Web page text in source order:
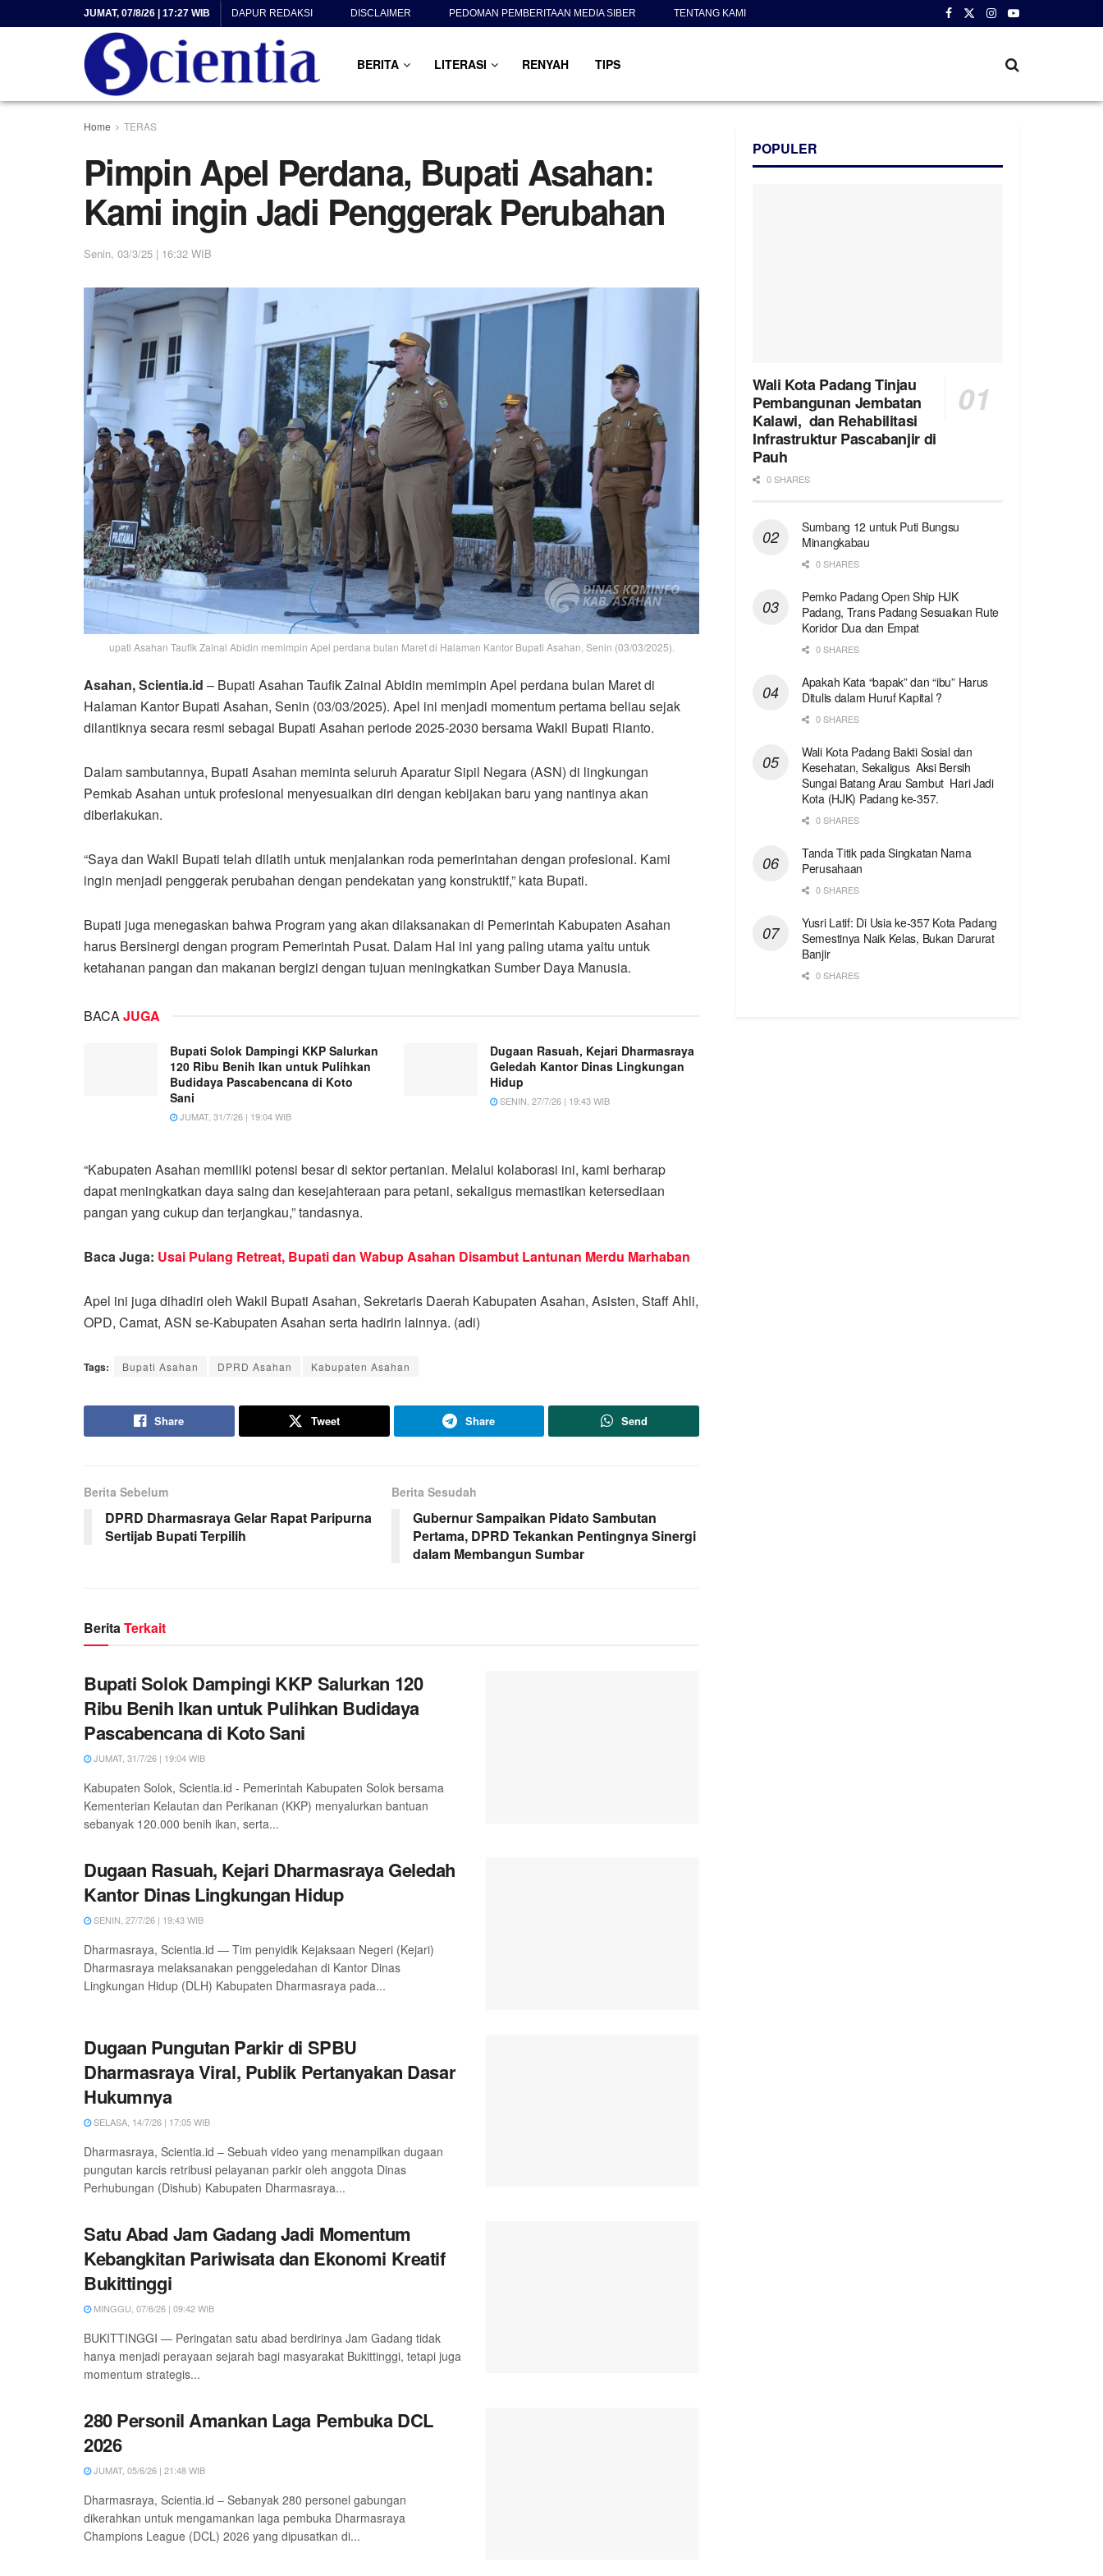
JUMAT, 07/8/26 | 17:27 WIB DAPUR REDAKSI DISCLAIMER PEDOMAN PEMBERITAAN MEDIA SIBER TENTANG KAMI
BERITA LITERASI RENYAH TIPS
Home TERAS
Pimpin Apel Perdana, Bupati Asahan:
Kami ingin Jadi Penggerak Perubahan
Senin, 03/3/25 | 16:32 WIB
upati Asahan Taufik Zainal Abidin memimpin Apel perdana bulan Maret di Halaman Kantor Bupati Asahan, Senin (03/03/2025).
Asahan, Scientia.id – Bupati Asahan Taufik Zainal Abidin memimpin Apel perdana bulan Maret di
Halaman Kantor Bupati Asahan, Senin (03/03/2025). Apel ini menjadi momentum pertama beliau sejak
dilantiknya secara resmi sebagai Bupati Asahan periode 2025-2030 bersama Wakil Bupati Rianto.
Dalam sambutannya, Bupati Asahan meminta seluruh Aparatur Sipil Negara (ASN) di lingkungan
Pemkab Asahan untuk profesional menyesuaikan diri dengan kebijakan baru yang nantinya akan
diberlakukan.
“Saya dan Wakil Bupati telah dilatih untuk menjalankan roda pemerintahan dengan profesional. Kami
ingin menjadi penggerak perubahan dengan pendekatan yang konstruktif,” kata Bupati.
Bupati juga menegaskan bahwa Program yang akan dilaksanakan di Pemerintah Kabupaten Asahan
harus Bersinergi dengan program Pemerintah Pusat. Dalam Hal ini yang paling utama yaitu untuk
ketahanan pangan dan makanan bergizi dengan tujuan meningkatkan Sumber Daya Manusia.
BACAJUGA
Bupati Solok Dampingi KKP Salurkan
120 Ribu Benih Ikan untuk Pulihkan
Budidaya Pascabencana di Koto
Sani
JUMAT, 31/7/26 | 19:04 WIB
Dugaan Rasuah, Kejari Dharmasraya
Geledah Kantor Dinas Lingkungan
Hidup
SENIN, 27/7/26 | 19:43 WIB
“Kabupaten Asahan memiliki potensi besar di sektor pertanian. Melalui kolaborasi ini, kami berharap
dapat meningkatkan daya saing dan kesejahteraan para petani, sekaligus memastikan ketersediaan
pangan yang cukup dan terjangkau,” tandasnya.
Baca Juga: Usai Pulang Retreat, Bupati dan Wabup Asahan Disambut Lantunan Merdu Marhaban
Apel ini juga dihadiri oleh Wakil Bupati Asahan, Sekretaris Daerah Kabupaten Asahan, Asisten, Staff Ahli,
OPD, Camat, ASN se-Kabupaten Asahan serta hadirin lainnya. (adi)
Tags: Bupati Asahan DPRD Asahan Kabupaten Asahan
Share Tweet Share Send
Berita Sebelum
DPRD Dharmasraya Gelar Rapat Paripurna
Sertijab Bupati Terpilih
Berita Sesudah
Gubernur Sampaikan Pidato Sambutan
Pertama, DPRD Tekankan Pentingnya Sinergi
dalam Membangun Sumbar
BeritaTerkait
Bupati Solok Dampingi KKP Salurkan 120
Ribu Benih Ikan untuk Pulihkan Budidaya
Pascabencana di Koto Sani
JUMAT, 31/7/26 | 19:04 WIB
Kabupaten Solok, Scientia.id - Pemerintah Kabupaten Solok bersama
Kementerian Kelautan dan Perikanan (KKP) menyalurkan bantuan
sebanyak 120.000 benih ikan, serta...
Dugaan Rasuah, Kejari Dharmasraya Geledah
Kantor Dinas Lingkungan Hidup
SENIN, 27/7/26 | 19:43 WIB
Dharmasraya, Scientia.id — Tim penyidik Kejaksaan Negeri (Kejari)
Dharmasraya melaksanakan penggeledahan di Kantor Dinas
Lingkungan Hidup (DLH) Kabupaten Dharmasraya pada...
Dugaan Pungutan Parkir di SPBU
Dharmasraya Viral, Publik Pertanyakan Dasar
Hukumnya
SELASA, 14/7/26 | 17:05 WIB
Dharmasraya, Scientia.id – Sebuah video yang menampilkan dugaan
pungutan karcis retribusi pelayanan parkir oleh anggota Dinas
Perhubungan (Dishub) Kabupaten Dharmasraya...
Satu Abad Jam Gadang Jadi Momentum
Kebangkitan Pariwisata dan Ekonomi Kreatif
Bukittinggi
MINGGU, 07/6/26 | 09:42 WIB
BUKITTINGGI — Peringatan satu abad berdirinya Jam Gadang tidak
hanya menjadi perayaan sejarah bagi masyarakat Bukittinggi, tetapi juga
momentum strategis...
280 Personil Amankan Laga Pembuka DCL
2026
JUMAT, 05/6/26 | 21:48 WIB
Dharmasraya, Scientia.id – Sebanyak 280 personel gabungan
dikerahkan untuk mengamankan laga pembuka Dharmasraya
Champions League (DCL) 2026 yang dipusatkan di...
POPULER
Wali Kota Padang Tinjau
Pembangunan Jembatan
Kalawi, dan Rehabilitasi
Infrastruktur Pascabanjir di
Pauh
0 SHARES
Sumbang 12 untuk Puti Bungsu
Minangkabau
0 SHARES
Pemko Padang Open Ship HJK
Padang, Trans Padang Sesuaikan Rute
Koridor Dua dan Empat
0 SHARES
Apakah Kata “bapak” dan “ibu” Harus
Ditulis dalam Huruf Kapital ?
0 SHARES
Wali Kota Padang Bakti Sosial dan
Kesehatan, Sekaligus Aksi Bersih
Sungai Batang Arau Sambut Hari Jadi
Kota (HJK) Padang ke-357.
0 SHARES
Tanda Titik pada Singkatan Nama
Perusahaan
0 SHARES
Yusri Latif: Di Usia ke-357 Kota Padang
Semestinya Naik Kelas, Bukan Darurat
Banjir
0 SHARES